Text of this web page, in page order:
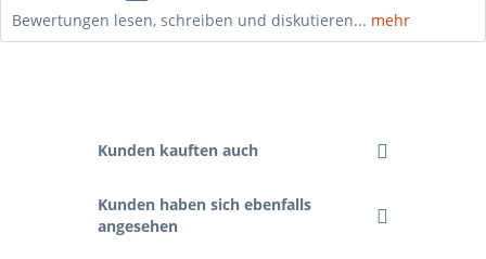
Bewertungen lesen, schreiben und diskutieren... mehr
Kunden kauften auch
Kunden haben sich ebenfalls
angesehen